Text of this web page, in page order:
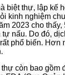
biệt thự, lập kế
kinh nghiệm
2023 cho
nấu. Do đó,
phổ biến. Hơn
còn bao gồm